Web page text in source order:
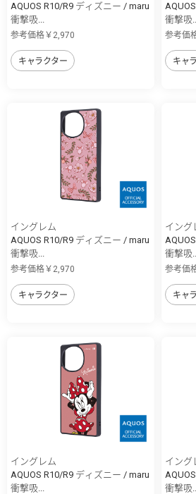
AQUOS R10/R9 ディズニー / maru
衝撃吸...
参考価格￥2,970
キャラクター
衝撃吸
参考価
キャ
イングレム
AQUOS R10/R9 ディズニー / maru
衝撃吸...
参考価格￥2,970
キャラクター
イング
衝撃吸
参考価
キャ
イングレム
AQUOS R10/R9 ディズニー / maru
衝撃吸...
イング
衝撃吸...